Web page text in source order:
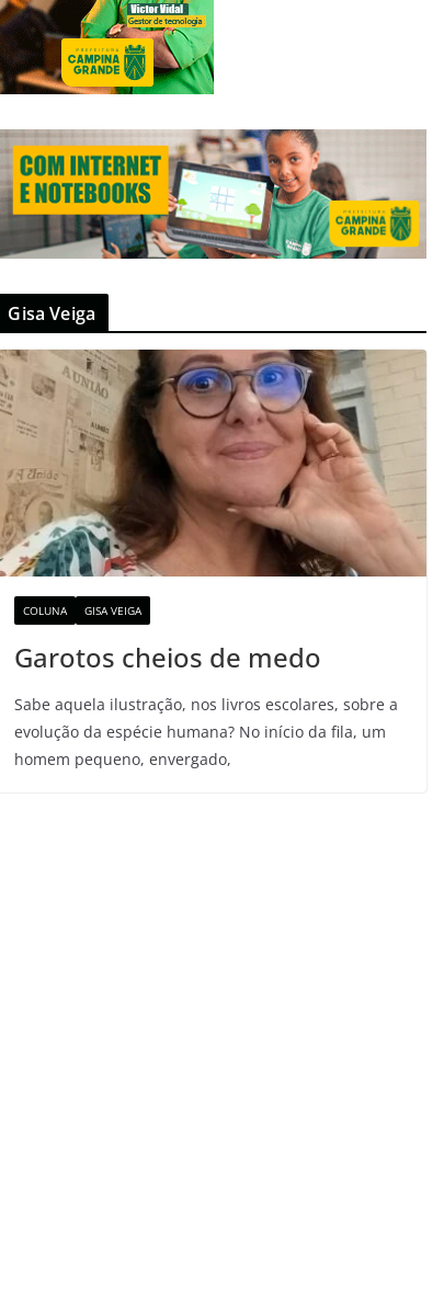
Gisa Veiga
COLUNA GISA VEIGA
Garotos cheios de medo
Sabe aquela ilustração, nos livros escolares, sobre a
evolução da espécie humana? No início da fila, um
homem pequeno, envergado,